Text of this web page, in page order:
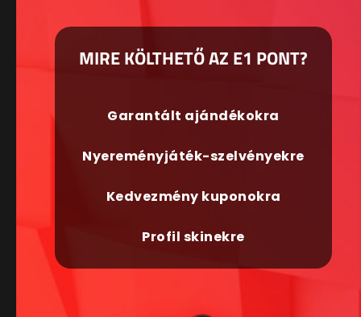
MIRE KÖLTHETŐ AZ E1 PONT?
Garantált ajándékokra
Nyereményjáték-szelvényekre
Kedvezmény kuponokra
Profil skinekre